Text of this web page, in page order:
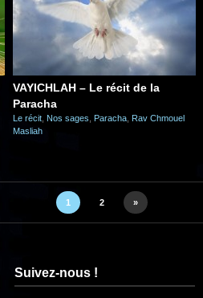
VAYICHLAH – Le récit de la
Paracha
Le récit Nos sages Paracha Rav Chmouel
Masliah
1 2 »
Suivez-nous !